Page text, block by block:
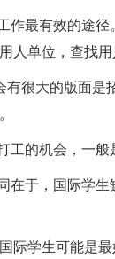
作最有效的途
单位，查找用
很大的版面是
的机会，一般
在于，国际学
际学生可能是